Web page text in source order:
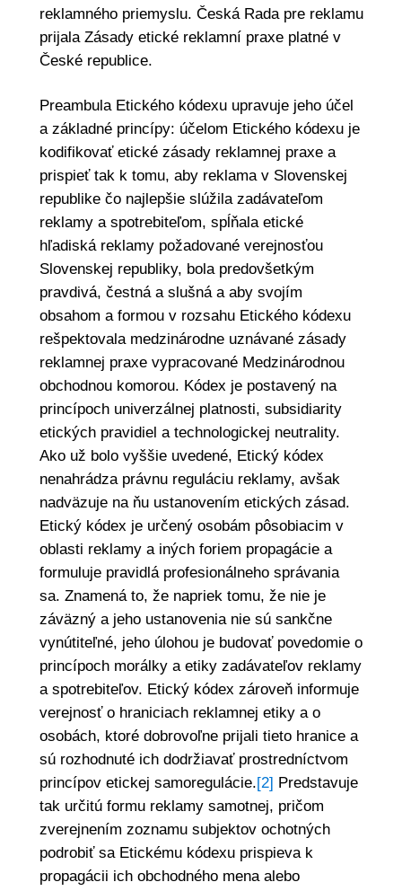
reklamného priemyslu. Česká Rada pre reklamu
prijala Zásady etické reklamní praxe platné v
České republice.
Preambula Etického kódexu upravuje jeho účel
a základné princípy: účelom Etického kódexu je
kodifikovať etické zásady reklamnej praxe a
prispieť tak k tomu, aby reklama v Slovenskej
republike čo najlepšie slúžila zadávateľom
reklamy a spotrebiteľom, spĺňala etické
hľadiská reklamy požadované verejnosťou
Slovenskej republiky, bola predovšetkým
pravdivá, čestná a slušná a aby svojím
obsahom a formou v rozsahu Etického kódexu
rešpektovala medzinárodne uznávané zásady
reklamnej praxe vypracované Medzinárodnou
obchodnou komorou. Kódex je postavený na
princípoch univerzálnej platnosti, subsidiarity
etických pravidiel a technologickej neutrality.
Ako už bolo vyššie uvedené, Etický kódex
nenahrádza právnu reguláciu reklamy, avšak
nadväzuje na ňu ustanovením etických zásad.
Etický kódex je určený osobám pôsobiacim v
oblasti reklamy a iných foriem propagácie a
formuluje pravidlá profesionálneho správania
sa. Znamená to, že napriek tomu, že nie je
záväzný a jeho ustanovenia nie sú sankčne
vynútiteľné, jeho úlohou je budovať povedomie o
princípoch morálky a etiky zadávateľov reklamy
a spotrebiteľov. Etický kódex zároveň informuje
verejnosť o hraniciach reklamnej etiky a o
osobách, ktoré dobrovoľne prijali tieto hranice a
sú rozhodnuté ich dodržiavať prostredníctvom
princípov etickej samoregulácie.[2] Predstavuje
tak určitú formu reklamy samotnej, pričom
zverejnením zoznamu subjektov ochotných
podrobiť sa Etickému kódexu prispieva k
propagácii ich obchodného mena alebo